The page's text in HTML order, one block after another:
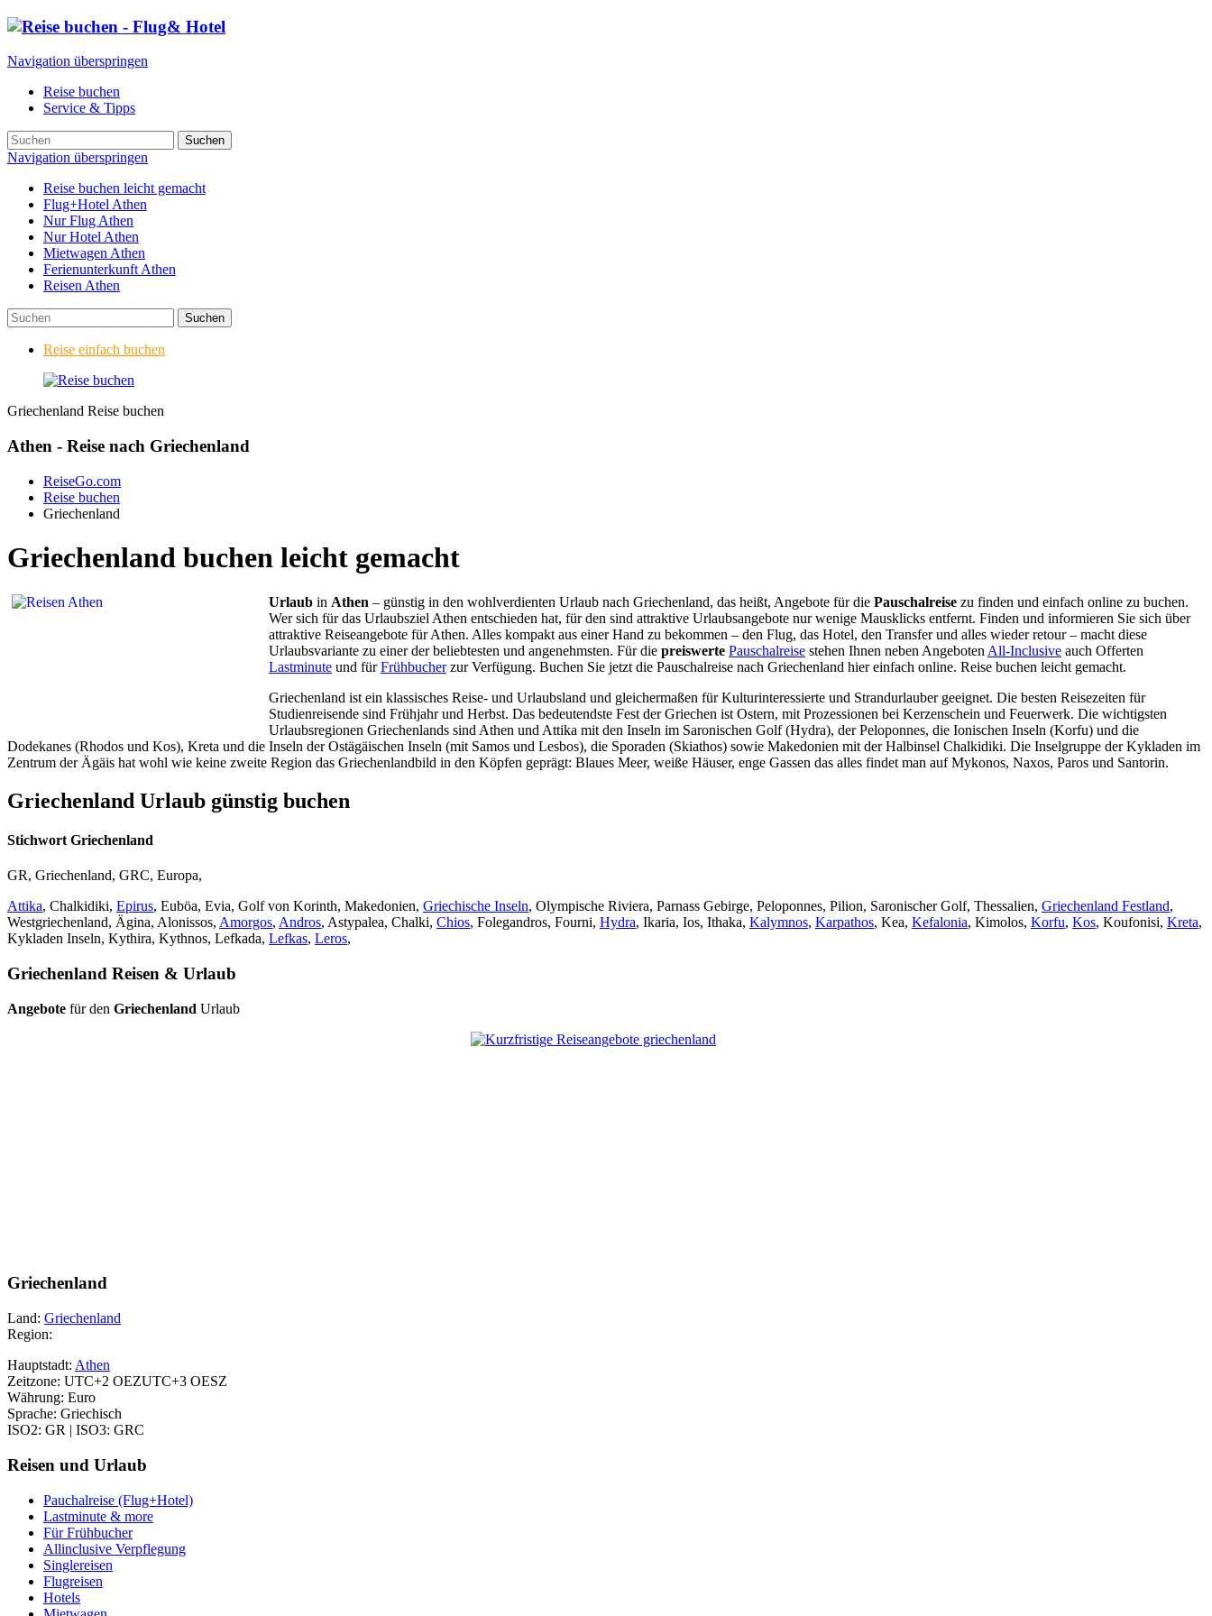
Navigation überspringen
Reise buchen
Service & Tipps
Suchen
Navigation überspringen
Reise buchen leicht gemacht
Flug+Hotel Athen
Nur Flug Athen
Nur Hotel Athen
Mietwagen Athen
Ferienunterkunft Athen
Reisen Athen
Suchen
Reise einfach buchen
Griechenland Reise buchen
Athen - Reise nach Griechenland
ReiseGo.com
Reise buchen
Griechenland
Griechenland buchen leicht gemacht
Urlaub in Athen – günstig in den wohlverdienten Urlaub nach Griechenland, das heißt, Angebote für die Pauschalreise zu finden und einfach online zu buchen.
Wer sich für das Urlaubsziel Athen entschieden hat, für den sind attraktive Urlaubsangebote nur wenige Mausklicks entfernt. Finden und informieren Sie sich über
attraktive Reiseangebote für Athen. Alles kompakt aus einer Hand zu bekommen – den Flug, das Hotel, den Transfer und alles wieder retour – macht diese
Urlaubsvariante zu einer der beliebtesten und angenehmsten. Für die preiswerte Pauschalreise stehen Ihnen neben Angeboten All-Inclusive auch Offerten
Lastminute und fürFrühbucherzur Verfügung. Buchen Sie jetzt die Pauschalreise nach Griechenland hier einfach online. Reise buchen leicht gemacht.
Griechenland ist ein klassisches Reise- und Urlaubsland und gleichermaßen für Kulturinteressierte und Strandurlauber geeignet. Die besten Reisezeiten für
Studienreisende sind Frühjahr und Herbst. Das bedeutendste Fest der Griechen ist Ostern, mit Prozessionen bei Kerzenschein und Feuerwerk. Die wichtigsten
Urlaubsregionen Griechenlands sind Athen und Attika mit den Inseln im Saronischen Golf (Hydra), der Peloponnes, die Ionischen Inseln (Korfu) und die
Dodekanes (Rhodos und Kos), Kreta und die Inseln der Ostägäischen Inseln (mit Samos und Lesbos), die Sporaden (Skiathos) sowie Makedonien mit der Halbinsel Chalkidiki. Die Inselgruppe der Kykladen im
Zentrum der Ägäis hat wohl wie keine zweite Region das Griechenlandbild in den Köpfen geprägt: Blaues Meer, weiße Häuser, enge Gassen das alles findet man auf Mykonos, Naxos, Paros und Santorin.
Griechenland Urlaub günstig buchen
Stichwort Griechenland
GR, Griechenland, GRC, Europa,
Attika, Chalkidiki, Epirus, Euböa, Evia, Golf von Korinth, Makedonien, Griechische Inseln, Olympische Riviera, Parnass Gebirge, Peloponnes, Pilion, Saronischer Golf, Thessalien, Griechenland Festland,
Westgriechenland, Ägina, Alonissos, Amorgos, Andros, Astypalea, Chalki, Chios, Folegandros, Fourni, Hydra, Ikaria, Ios, Ithaka, Kalymnos, Karpathos, Kea, Kefalonia, Kimolos, Korfu, Kos, Koufonisi, Kreta,
Kykladen Inseln, Kythira, Kythnos, Lefkada, Lefkas, Leros,
Griechenland Reisen & Urlaub
Angebote für den Griechenland Urlaub
Griechenland
Land: Griechenland
Region:
Hauptstadt: Athen
Zeitzone: UTC+2 OEZUTC+3 OESZ
Währung: Euro
Sprache: Griechisch
ISO2: GR | ISO3: GRC
Reisen und Urlaub
Pauchalreise (Flug+Hotel)
Lastminute & more
Für Frühbucher
Allinclusive Verpflegung
Singlereisen
Flugreisen
Hotels